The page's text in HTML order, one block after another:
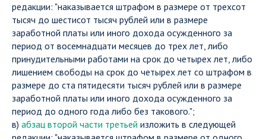
редакции: "наказывается штрафом в размере от трехсот
тысяч до шестисот тысяч рублей или в размере
заработной платы или иного дохода осужденного за
период от восемнадцати месяцев до трех лет, либо
принудительными работами на срок до четырех лет, либо
лишением свободы на срок до четырех лет со штрафом в
размере до ста пятидесяти тысяч рублей или в размере
заработной платы или иного дохода осужденного за
период до одного года либо без такового.";
в) абзац второй части третьей изложить в следующей